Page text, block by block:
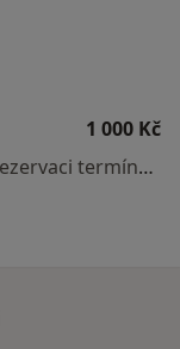
1 000 Kč
Tento specialista nenabízí online rezervaci termínu na této adrese.